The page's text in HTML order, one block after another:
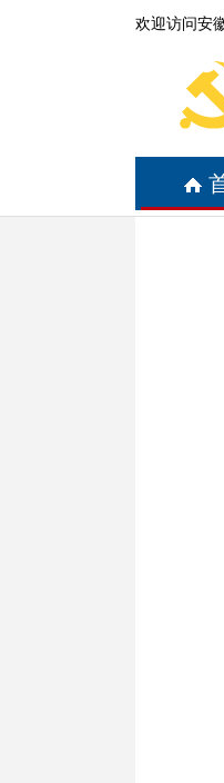
欢迎访问安